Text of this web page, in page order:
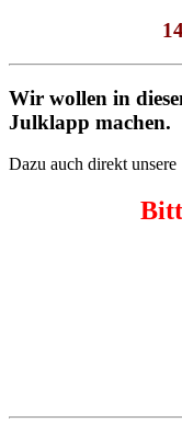
Wir wollen in
Julklapp machen.
Dazu auch direkt unsere
B